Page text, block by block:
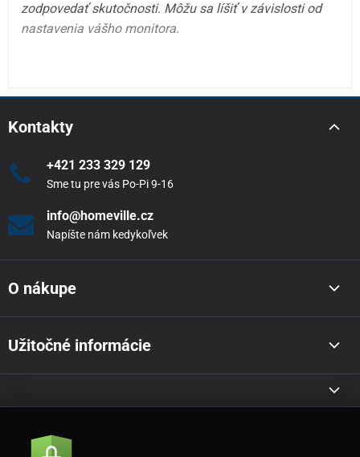
zodpovedať skutočnosti. Môžu sa líšiť v závislosti od
nastavenia vášho monitora.
Kontakty
+421 233 329 129
Sme tu pre vás Po-Pi 9-16
info@homeville.cz
Napíšte nám kedykoľvek
O nákupe
Užitočné informácie
Akcie a novinky e-mailom